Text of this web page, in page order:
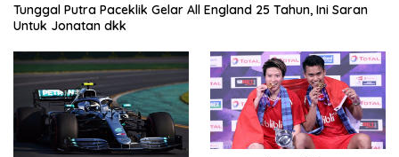
Tunggal Putra Paceklik Gelar All England 25 Tahun, Ini Saran
Untuk Jonatan dkk